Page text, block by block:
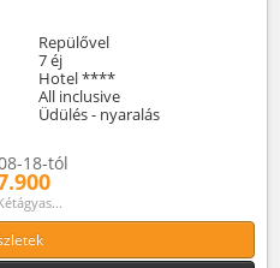
Repülővel
7 éj
Hotel ****
All inclusive
Üdülés - nyaralás
18-tól